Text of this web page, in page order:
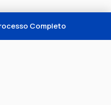
Completo